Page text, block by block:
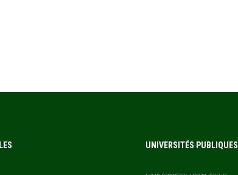
UNIVERSITÉS PUBLIQUES